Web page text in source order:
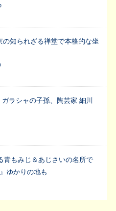
の知られざる禅堂で本格的な坐
ガラシャの子孫、陶芸家 細川
青もみじ＆あじさいの名所で
ゆかりの地も